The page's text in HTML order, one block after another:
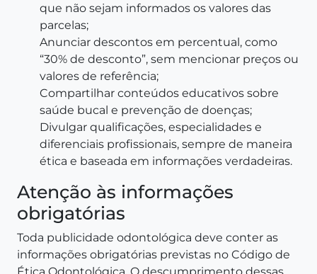
que não sejam informados os valores das
parcelas;
Anunciar descontos em percentual, como
“30% de desconto”, sem mencionar preços ou
valores de referência;
Compartilhar conteúdos educativos sobre
saúde bucal e prevenção de doenças;
Divulgar qualificações, especialidades e
diferenciais profissionais, sempre de maneira
ética e baseada em informações verdadeiras.
Atenção às informações
obrigatórias
Toda publicidade odontológica deve conter as
informações obrigatórias previstas no Código de